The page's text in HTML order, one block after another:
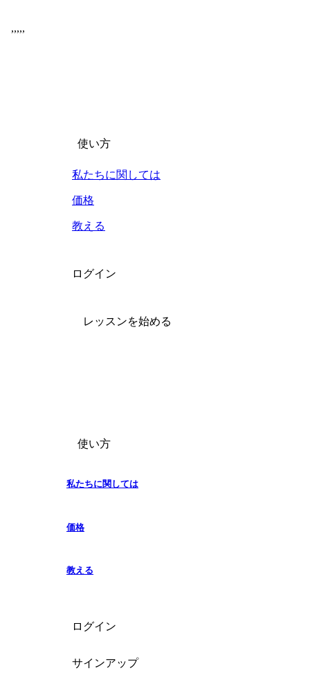
,,,,,
使い方
私たちに関しては
価格
教える
ログイン
レッスンを始める
使い方
私たちに関しては
価格
教える
ログイン
サインアップ